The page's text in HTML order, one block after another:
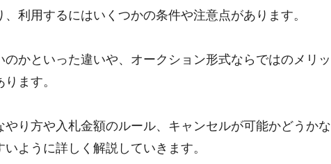
利用するにはいくつかの条件や注意点があります。
かといった違いや、オークション形式ならではのメリッ
ます。
り方や入札金額のルール、キャンセルが可能かどうかな
ように詳しく解説していきます。